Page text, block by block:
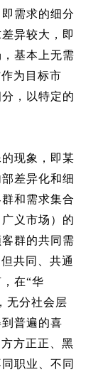
需求的细分
异较大，即
基本上无需
为目标市
，以特定的
现象，即某
差异化和细
和需求集合
义市场）的
群的共同需
共同、共通
在“华
无分社会层
普遍的喜
方正正、黑
职业、不同